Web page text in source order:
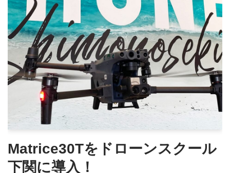
Matrice30Tをドローンスクール
下関に導入！